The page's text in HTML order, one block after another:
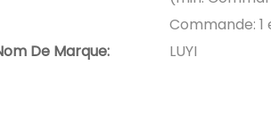
Commande:
De Marque:
LUYI